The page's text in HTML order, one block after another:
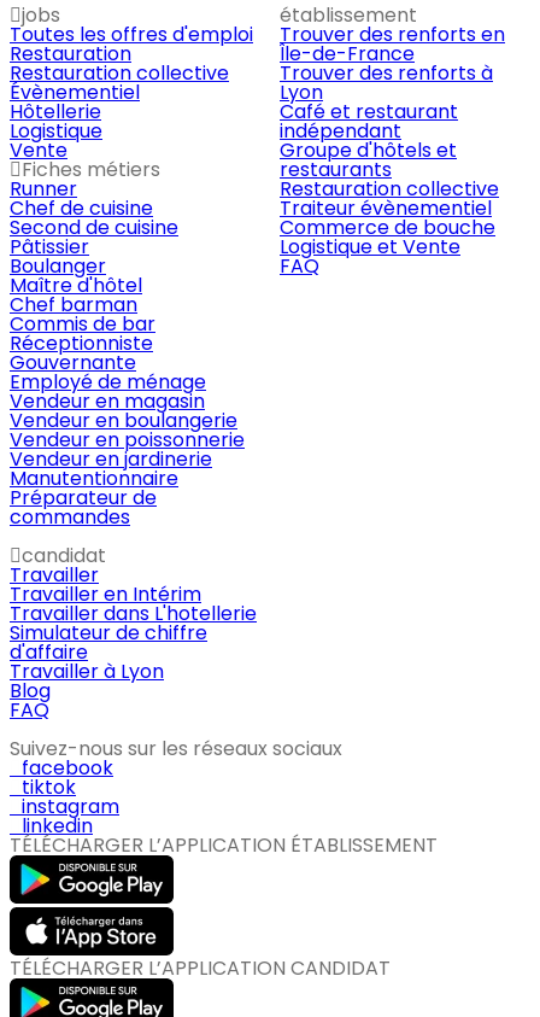
jobs
Toutes les offres d'emploi
Restauration
Restauration collective
Évènementiel
Hôtellerie
Logistique
Vente
Fiches métiers
Runner
Chef de cuisine
Second de cuisine
Pâtissier
Boulanger
Maître d'hôtel
Chef barman
Commis de bar
Réceptionniste
Gouvernante
Employé de ménage
Vendeur en magasin
Vendeur en boulangerie
Vendeur en poissonnerie
Vendeur en jardinerie
Manutentionnaire
Préparateur de
commandes
établissement
Trouver des renforts en
Île-de-France
Trouver des renforts à
Lyon
Café et restaurant
indépendant
Groupe d'hôtels et
restaurants
Restauration collective
Traiteur évènementiel
Commerce de bouche
Logistique et Vente
FAQ
candidat
Travailler
Travailler en Intérim
Travailler dans L'hotellerie
Simulateur de chiffre
d'affaire
Travailler à Lyon
Blog
FAQ
Suivez-nous sur les réseaux sociaux
facebook
tiktok
instagram
linkedin
TÉLÉCHARGER L’APPLICATION ÉTABLISSEMENT
TÉLÉCHARGER L’APPLICATION CANDIDAT